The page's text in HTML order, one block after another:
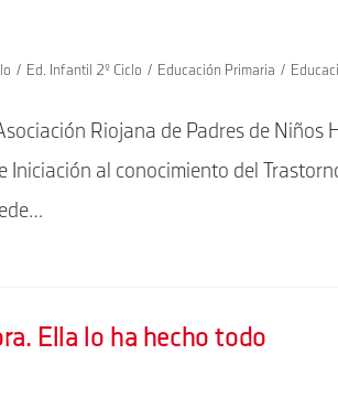
/ Ed. Infantil 2º Ciclo / Educación Primaria /
Riojana de Padres de Niños
Iniciación al conocimiento del
Ella lo ha hecho todo